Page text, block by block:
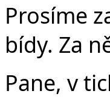
Prosíme
bídy. Za
Pane, v